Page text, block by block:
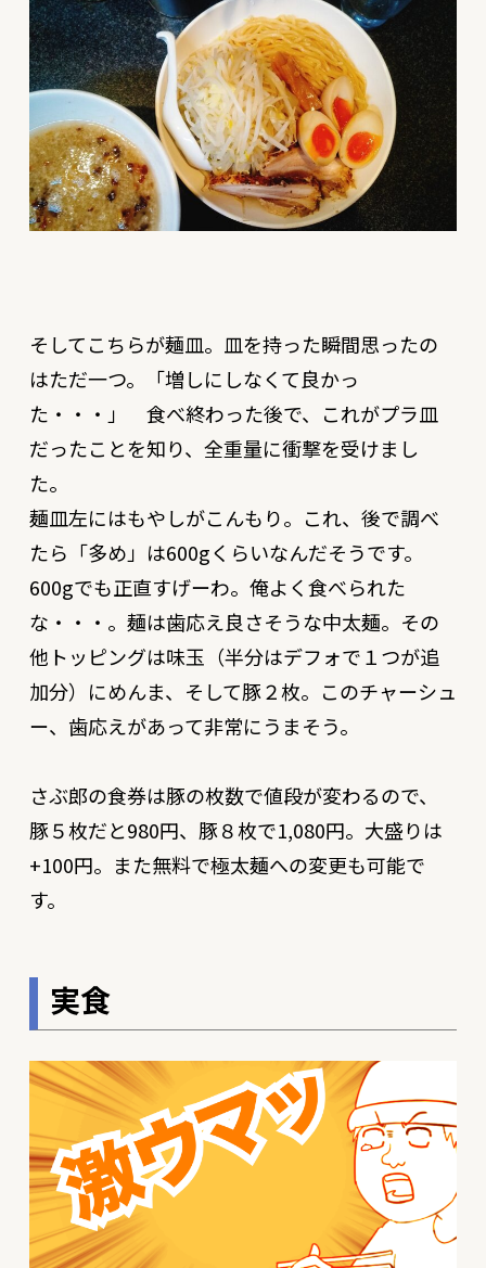
そしてこちらが麺皿。皿を持った瞬間思ったの
はただ一つ。「増しにしなくて良かっ
た・・・」 食べ終わった後で、これがプラ皿
だったことを知り、全重量に衝撃を受けまし
た。
麺皿左にはもやしがこんもり。これ、後で調べ
たら「多め」は600gくらいなんだそうです。
600gでも正直すげーわ。俺よく食べられた
な・・・。麺は歯応え良さそうな中太麺。その
他トッピングは味玉（半分はデフォで１つが追
加分）にめんま、そして豚２枚。このチャーシュ
ー、歯応えがあって非常にうまそう。
さぶ郎の食券は豚の枚数で値段が変わるので、
豚５枚だと980円、豚８枚で1,080円。大盛りは
+100円。また無料で極太麺への変更も可能で
す。
実食